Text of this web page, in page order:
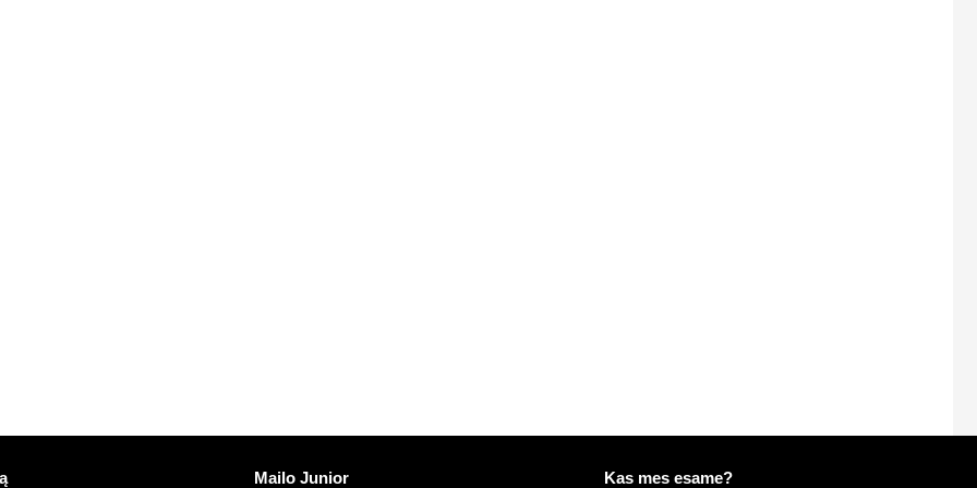
Atrasti Mailo
Mailo Junior Daugiau informacijos apie Mailo
Kas mes esame?